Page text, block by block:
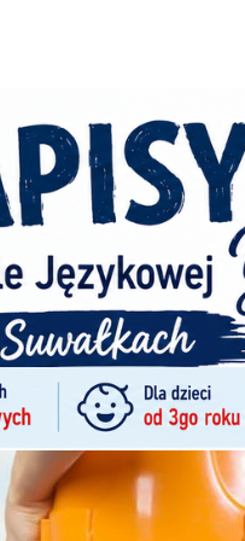
Pracownika na
i brygadę